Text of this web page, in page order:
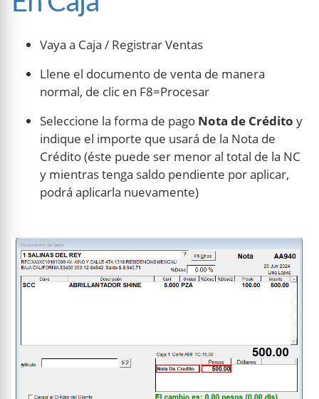
Vaya a Caja / Registrar Ventas
Llene el documento de venta de manera
normal, de clic en F8=Procesar
Seleccione la forma de pago Nota de Crédito y
indique el importe que usará de la Nota de
Crédito (éste puede ser menor al total de la NC
y mientras tenga saldo pendiente por aplicar,
podrá aplicarla nuevamente)